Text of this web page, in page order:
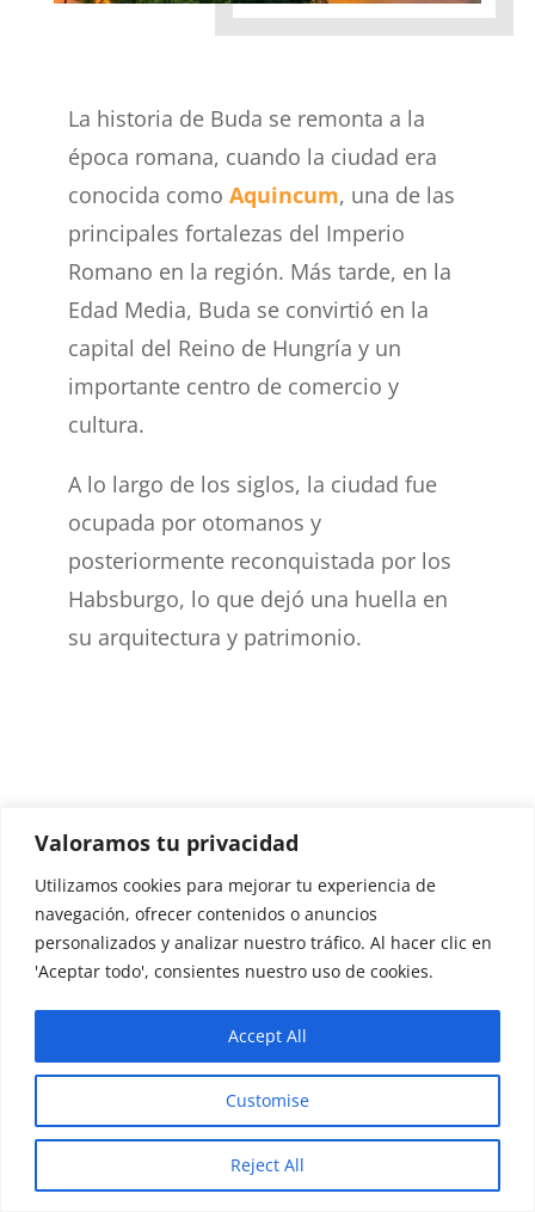
Valoramos tu privacidad
Utilizamos cookies para mejorar tu experiencia de
navegación, ofrecer contenidos o anuncios
personalizados y analizar nuestro tráfico. Al hacer clic en
'Aceptar todo', consientes nuestro uso de cookies.
Customise
Reject All
Accept All
La historia de Buda se remonta a la
época romana, cuando la ciudad era
conocida comoAquincum, una de las
principales fortalezas del Imperio
Romano en la región. Más tarde, en la
Edad Media, Buda se convirtió en la
capital del Reino de Hungría y un
importante centro de comercio y
cultura.
A lo largo de los siglos, la ciudad fue
ocupada por otomanos y
posteriormente reconquistada por los
Habsburgo, lo que dejó una huella en
su arquitectura y patrimonio.